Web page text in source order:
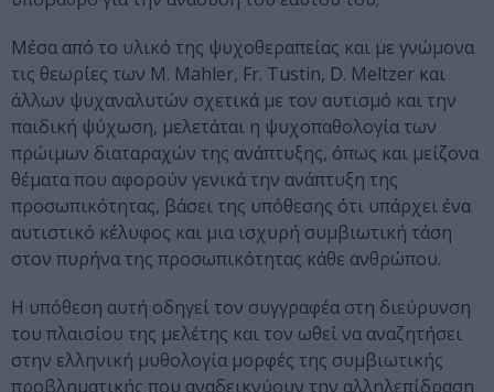
Μέσα από το υλικό της ψυχοθεραπείας και με γνώμονα
τις θεωρίες των Μ. Mahler, Fr. Tustin, D. Meltzer και
άλλων ψυχαναλυτών σχετικά με τον αυτισμό και την
παιδική ψύχωση, μελετάται η ψυχοπαθολογία των
πρώιμων διαταραχών της ανάπτυξης, όπως και μείζονα
θέματα που αφορούν γενικά την ανάπτυξη της
προσωπικότητας, βάσει της υπόθεσης ότι υπάρχει ένα
αυτιστικό κέλυφος και μια ισχυρή συμβιωτική τάση
στον πυρήνα της προσωπικότητας κάθε ανθρώπου.
Η υπόθεση αυτή οδηγεί τον συγγραφέα στη διεύρυνση
του πλαισίου της μελέτης και τον ωθεί να αναζητήσει
στην ελληνική μυθολογία μορφές της συμβιωτικής
προβληματικής που αναδεικνύουν την αλληλεπίδραση